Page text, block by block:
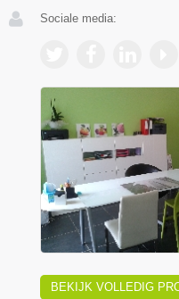
Sociale media:
BEKIJK VOLLEDIG